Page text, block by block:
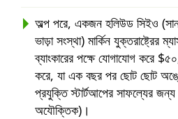
অল্প পরে, একজন হলিউড সিইও
ভাড়া সংস্থা) মার্কিন যুক্তরাষ্ট্রের
ব্যাংকারের পক্ষে যোগাযোগ করে
করে, যা এক বছর পর ছোট ছোট
প্রযুক্তি স্টার্টআপের সাফল্যের
অযৌক্তিক)।